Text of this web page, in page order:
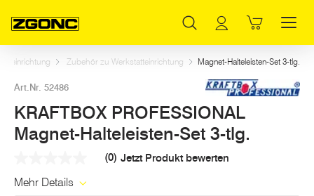
Zubehör zu Werkstatteinrichtung Magnet-Halteleisten-Set 3-tlg.
Art.Nr. 52486
KRAFTBOX PROFESSIONAL
Magnet-Halteleisten-Set 3-tlg.
Link
(0) Jetzt Produkt bewerten
Mehr Details